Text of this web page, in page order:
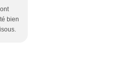
bien